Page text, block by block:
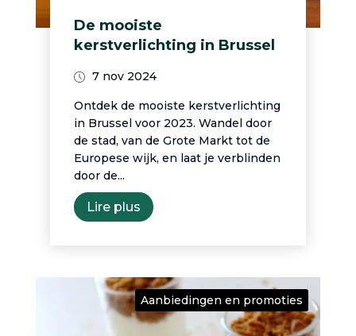
De mooiste
kerstverlichting in Brussel
7 nov 2024
Ontdek de mooiste kerstverlichting
in Brussel voor 2023. Wandel door
de stad, van de Grote Markt tot de
Europese wijk, en laat je verblinden
door de...
Lire plus
Aanbiedingen en promoties